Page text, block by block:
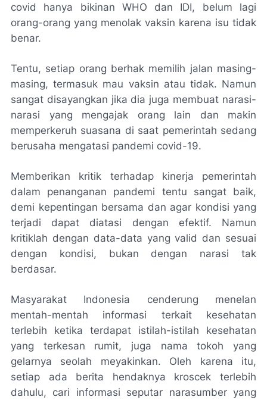
covid hanya bikinan WHO dan IDI, belum lagi
orang-orang yang menolak vaksin karena isu tidak
benar.
Tentu, setiap orang berhak memilih jalan masing-
masing, termasuk mau vaksin atau tidak. Namun
sangat disayangkan jika dia juga membuat narasi-
narasi yang mengajak orang lain dan makin
memperkeruh suasana di saat pemerintah sedang
berusaha mengatasi pandemi covid-19.
Memberikan kritik terhadap kinerja pemerintah
dalam penanganan pandemi tentu sangat baik,
demi kepentingan bersama dan agar kondisi yang
terjadi dapat diatasi dengan efektif. Namun
kritiklah dengan data-data yang valid dan sesuai
dengan kondisi, bukan dengan narasi tak
berdasar.
Masyarakat Indonesia cenderung menelan
mentah-mentah informasi terkait kesehatan
terlebih ketika terdapat istilah-istilah kesehatan
yang terkesan rumit, juga nama tokoh yang
gelarnya seolah meyakinkan. Oleh karena itu,
setiap ada berita hendaknya kroscek terlebih
dahulu, cari informasi seputar narasumber yang